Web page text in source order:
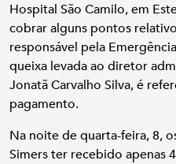
Hospital São Camilo, em
cobrar alguns pontos
responsável pela
queixa levada ao diretor
Jonatã Carvalho Silva, é
pagamento.
Na noite de quarta-feira, 8,
Simers ter recebido apenas